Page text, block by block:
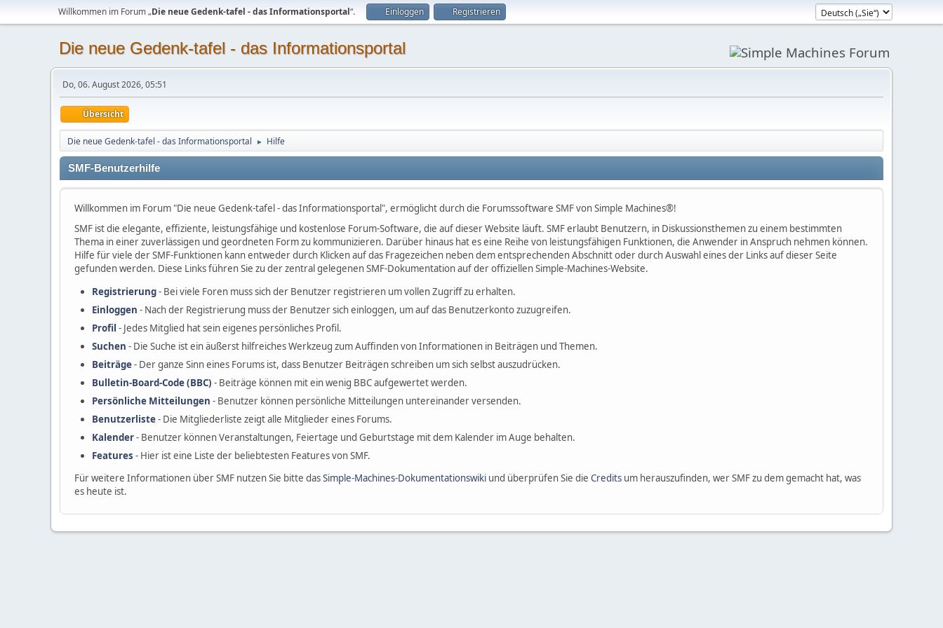
Willkommen im Forum „Die neue Gedenk-tafel - das Informationsportal“. Einloggen Registrieren
Die neue Gedenk-tafel - das Informationsportal
Do, 06. August 2026, 05:51
Übersicht
Die neue Gedenk-tafel - das Informationsportal ► Hilfe
SMF-Benutzerhilfe
Willkommen im Forum "Die neue Gedenk-tafel - das Informationsportal", ermöglicht durch die Forumssoftware SMF von Simple Machines®!
SMF ist die elegante, effiziente, leistungsfähige und kostenlose Forum-Software, die auf dieser Website läuft. SMF erlaubt Benutzern, in Diskussionsthemen zu einem bestimmten
Thema in einer zuverlässigen und geordneten Form zu kommunizieren. Darüber hinaus hat es eine Reihe von leistungsfähigen Funktionen, die Anwender in Anspruch nehmen können.
Hilfe für viele der SMF-Funktionen kann entweder durch Klicken auf das Fragezeichen neben dem entsprechenden Abschnitt oder durch Auswahl eines der Links auf dieser Seite
gefunden werden. Diese Links führen Sie zu der zentral gelegenen SMF-Dokumentation auf der offiziellen Simple-Machines-Website.
Registrierung- Bei viele Foren muss sich der Benutzer registrieren um vollen Zugriff zu erhalten.
Einloggen - Nach der Registrierung muss der Benutzer sich einloggen, um auf das Benutzerkonto zuzugreifen.
Profil - Jedes Mitglied hat sein eigenes persönliches Profil.
Suchen - Die Suche ist ein äußerst hilfreiches Werkzeug zum Auffinden von Informationen in Beiträgen und Themen.
Beiträge- Der ganze Sinn eines Forums ist, dass Benutzer Beiträgen schreiben um sich selbst auszudrücken.
Bulletin-Board-Code (BBC) - Beiträge können mit ein wenig BBC aufgewertet werden.
Persönliche Mitteilungen - Benutzer können persönliche Mitteilungen untereinander versenden.
Benutzerliste- Die Mitgliederliste zeigt alle Mitglieder eines Forums.
Kalender- Benutzer können Veranstaltungen, Feiertage und Geburtstage mit dem Kalender im Auge behalten.
Features - Hier ist eine Liste der beliebtesten Features von SMF.
Für weitere Informationen über SMF nutzen Sie bitte dasSimple-Machines-Dokumentationswiki und überprüfen Sie die Credits um herauszufinden, wer SMF zu dem gemacht hat, was
es heute ist.